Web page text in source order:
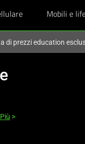
Mobili e
di prezzi education
>